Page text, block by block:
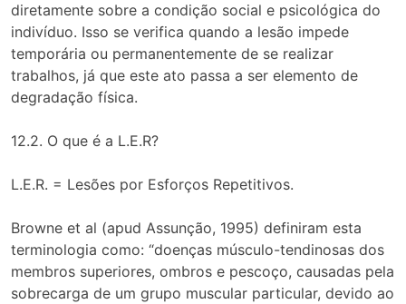
diretamente sobre a condição social e psicológica do
indivíduo. Isso se verifica quando a lesão impede
temporária ou permanentemente de se realizar
trabalhos, já que este ato passa a ser elemento de
degradação física.
12.2. O que é a L.E.R?
L.E.R. = Lesões por Esforços Repetitivos.
Browne et al (apud Assunção, 1995) definiram esta
terminologia como: “doenças músculo-tendinosas dos
membros superiores, ombros e pescoço, causadas pela
sobrecarga de um grupo muscular particular, devido ao